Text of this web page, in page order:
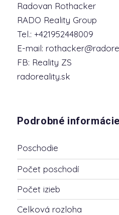
Radovan Rothacker
RADO Reality Group
Tel.: +421952448009
E-mail:
FB: Reality ZS
radoreality.sk
Podrobné informácie
Poschodie
Počet poschodí
Počet izieb
Celková rozloha